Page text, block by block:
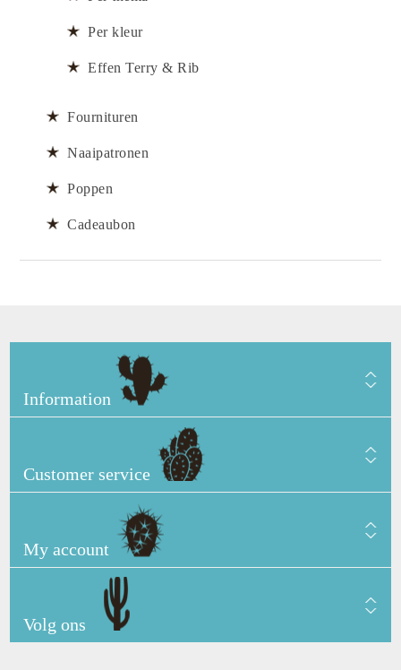
Per kleur
Effen Terry & Rib
Fournituren
Naaipatronen
Poppen
Cadeaubon
Information
Customer service
My account
Volg ons